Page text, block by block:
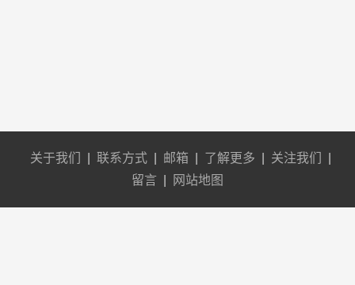
关于我们 联系方式 邮箱 了解更多 关注我们
留言
网站地图